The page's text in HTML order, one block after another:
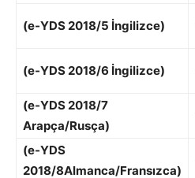
(e-YDS 2018/5 İngilizce)
(e-YDS 2018/6 İngilizce)
(e-YDS 2018/7
Arapça/Rusça)
(e-YDS
2018/8Almanca/Fransızca)